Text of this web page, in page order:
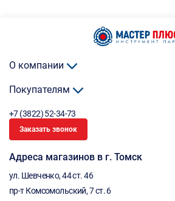
О компании
Покупателям
+7 (3822) 52-34-73
Заказать звонок
Адреса магазинов в г. Томск
ул. Шевченко, 44 ст. 46
пр-т Комсомольский, 7 ст. 6